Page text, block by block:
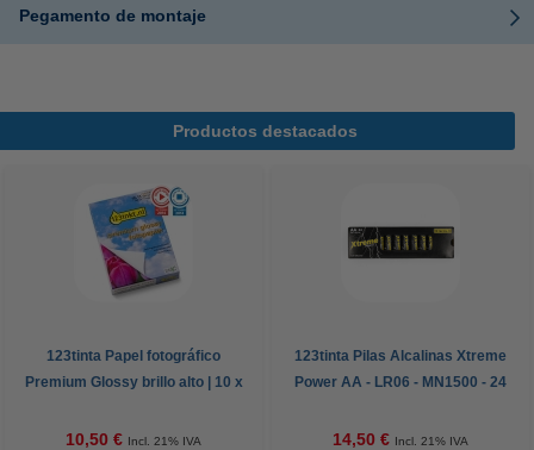
Pegamento de montaje
Productos destacados
123tinta Papel fotográfico
Premium Glossy brillo alto | 10 x
10,50 € Incl. 21% IVA
123tinta Pilas Alcalinas Xtreme
Power AA - LR06 - MN1500 - 24
14,50 € Incl. 21% IVA